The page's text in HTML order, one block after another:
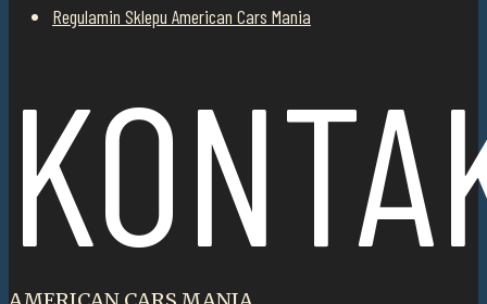
Regulamin Sklepu American Cars Mania